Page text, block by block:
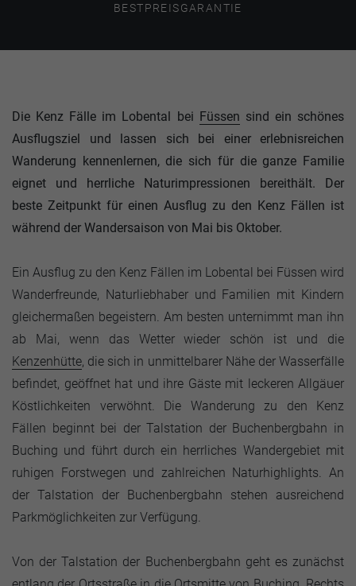
BESTPREISGARANTIE
Die Kenz Fälle im Lobental bei Füssen sind ein schönes
Ausflugsziel und lassen sich bei einer erlebnisreichen
Wanderung kennenlernen, die sich für die ganze Familie
eignet und herrliche Naturimpressionen bereithält. Der
beste Zeitpunkt für einen Ausflug zu den Kenz Fällen ist
während der Wandersaison von Mai bis Oktober.
Ein Ausflug zu den Kenz Fällen im Lobental bei Füssen wird
Wanderfreunde, Naturliebhaber und Familien mit Kindern
gleichermaßen begeistern. Am besten unternimmt man ihn
ab Mai, wenn das Wetter wieder schön ist und die
Kenzenhütte, die sich in unmittelbarer Nähe der Wasserfälle
befindet, geöffnet hat und ihre Gäste mit leckeren Allgäuer
Köstlichkeiten verwöhnt. Die Wanderung zu den Kenz
Fällen beginnt bei der Talstation der Buchenbergbahn in
Buching und führt durch ein herrliches Wandergebiet mit
ruhigen Forstwegen und zahlreichen Naturhighlights. An
der Talstation der Buchenbergbahn stehen ausreichend
Parkmöglichkeiten zur Verfügung.
Von der Talstation der Buchenbergbahn geht es zunächst